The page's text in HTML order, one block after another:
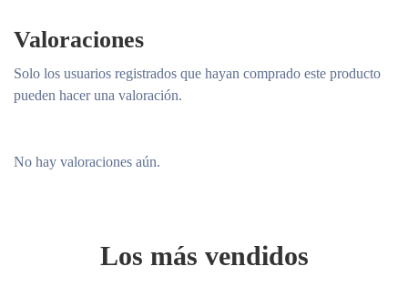
Valoraciones
No hay valoraciones aún.
Solo los usuarios registrados que hayan comprado este producto
pueden hacer una valoración.
Los más vendidos